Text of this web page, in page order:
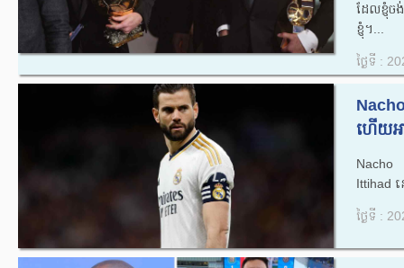
ដែលខ្ញុំ
ខ្ញុំ។...
ថ្ងៃទី :
ហើយ​អ
Nacho
Ittihad
ថ្ងៃទី :